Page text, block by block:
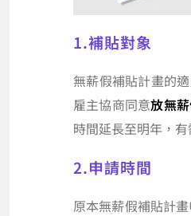
1.補貼對象
無薪假補貼計畫的
雇主協商同意放無
時間延長至明年，
2.申請時間
原本無薪假補貼計